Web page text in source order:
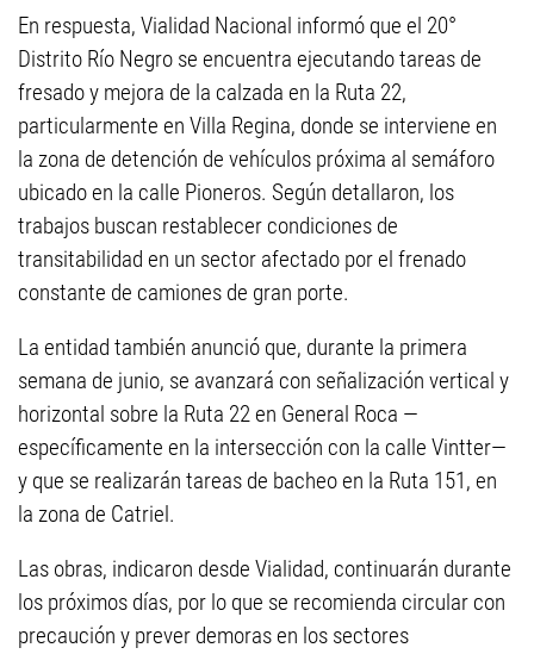
En respuesta, Vialidad Nacional informó que el 20°
Distrito Río Negro se encuentra ejecutando tareas de
fresado y mejora de la calzada en la Ruta 22,
particularmente en Villa Regina, donde se interviene en
la zona de detención de vehículos próxima al semáforo
ubicado en la calle Pioneros. Según detallaron, los
trabajos buscan restablecer condiciones de
transitabilidad en un sector afectado por el frenado
constante de camiones de gran porte.
La entidad también anunció que, durante la primera
semana de junio, se avanzará con señalización vertical y
horizontal sobre la Ruta 22 en General Roca —
específicamente en la intersección con la calle Vintter—
y que se realizarán tareas de bacheo en la Ruta 151, en
la zona de Catriel.
Las obras, indicaron desde Vialidad, continuarán durante
los próximos días, por lo que se recomienda circular con
precaución y prever demoras en los sectores